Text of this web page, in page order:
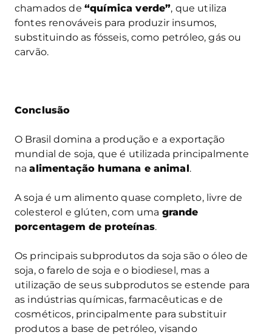
chamados de “química verde”, que utiliza
fontes renováveis para produzir insumos,
substituindo as fósseis, como petróleo, gás ou
carvão.
Conclusão
O Brasil domina a produção e a exportação
mundial de soja, que é utilizada principalmente
naalimentação humana e animal.
A soja é um alimento quase completo, livre de
colesterol e glúten, com uma grande
porcentagem de proteínas.
Os principais subprodutos da soja são o óleo de
soja, o farelo de soja e o biodiesel, mas a
utilização de seus subprodutos se estende para
as indústrias químicas, farmacêuticas e de
cosméticos, principalmente para substituir
produtos a base de petróleo, visando